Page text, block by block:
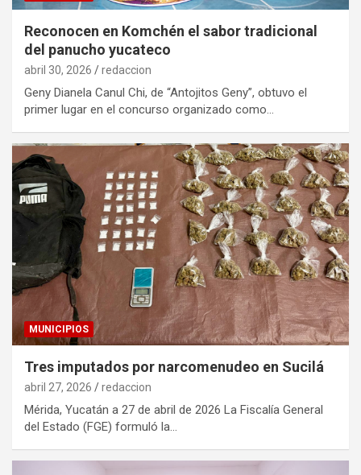
Reconocen en Komchén el sabor tradicional
del panucho yucateco
abril 30, 2026 redaccion
Geny Dianela Canul Chi, de “Antojitos Geny”, obtuvo el
primer lugar en el concurso organizado como…
MUNICIPIOS
Tres imputados por narcomenudeo en Sucilá
abril 27, 2026 redaccion
Mérida, Yucatán a 27 de abril de 2026 La Fiscalía General
del Estado (FGE) formuló la…